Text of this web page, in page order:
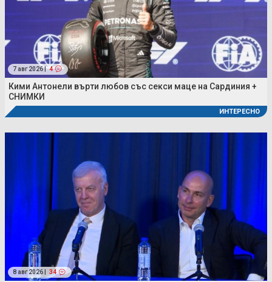
7 авг 2026 | 4
Кими Антонели върти любов със секси маце на Сардиния +
СНИМКИ
ИНТЕРЕСНО
8 авг 2026 | 34